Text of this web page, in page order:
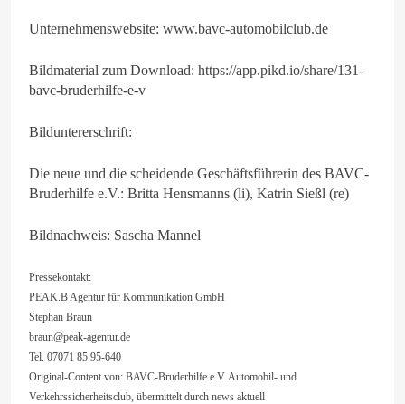
Unternehmenswebsite: www.bavc-automobilclub.de
Bildmaterial zum Download: https://app.pikd.io/share/131-
bavc-bruderhilfe-e-v
Bilduntererschrift:
Die neue und die scheidende Geschäftsführerin des BAVC-
Bruderhilfe e.V.: Britta Hensmanns (li), Katrin Sießl (re)
Bildnachweis: Sascha Mannel
Pressekontakt:
PEAK.B Agentur für Kommunikation GmbH
Stephan Braun
braun@peak-agentur.de
Tel. 07071 85 95-640
Original-Content von: BAVC-Bruderhilfe e.V. Automobil- und
Verkehrssicherheitsclub, übermittelt durch news aktuell